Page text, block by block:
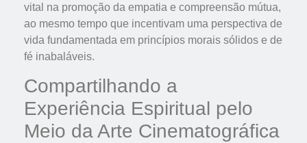
vital na promoção da empatia e compreensão mútua,
ao mesmo tempo que incentivam uma perspectiva de
vida fundamentada em princípios morais sólidos e de
fé inabaláveis.
Compartilhando a
Experiência Espiritual pelo
Meio da Arte Cinematográfica